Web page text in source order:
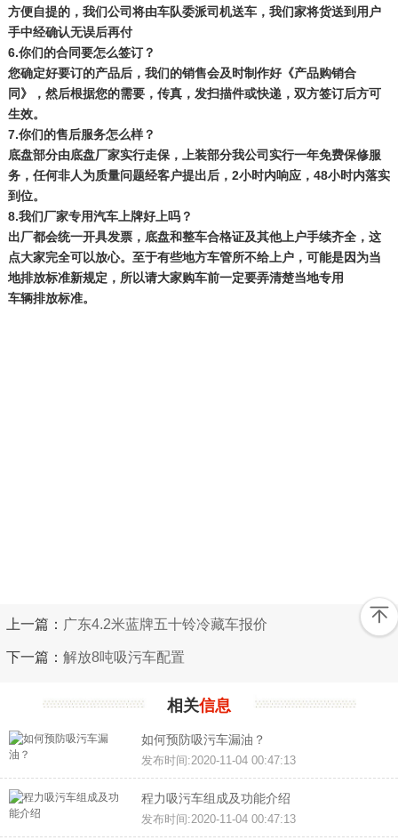
方便自提的，我们公司将由车队委派司机送车，我们家将货送到用户
手中经确认无误后再付
6.你们的合同要怎么签订？
您确定好要订的产品后，我们的销售会及时制作好《产品购销合
同》，然后根据您的需要，传真，发扫描件或快递，双方签订后方可
生效。
7.你们的售后服务怎么样？
底盘部分由底盘厂家实行走保，上装部分我公司实行一年免费保修服
务，任何非人为质量问题经客户提出后， 2小时内响应，48小时内落实
到位。
8.我们厂家专用汽车上牌好上吗？
出厂都会统一开具发票，底盘和整车合格证及其他上户手续齐全，这
点大家完全可以放心。至于有些地方车管所不给上户，可能是因为当
地排放标准新规定，所以请大家购车前一定要弄清楚当地专用
车辆排放标准。
上一篇： 广东4.2米蓝牌五十铃冷藏车报价
下一篇： 解放8吨吸污车配置
相关信息
如何预防吸污车漏油？
发布时间:2020-11-04 00:47:13
程力吸污车组成及功能介绍
发布时间:2020-11-04 00:47:13